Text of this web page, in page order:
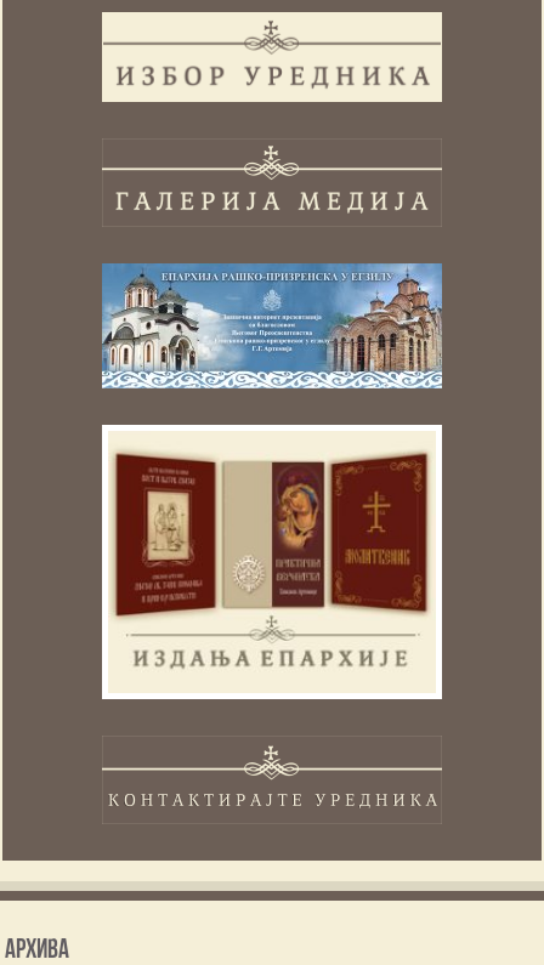
Архива